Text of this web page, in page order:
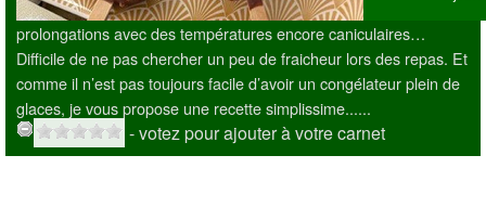
prolongations avec des températures encore caniculaires…
Difficile de ne pas chercher un peu de fraicheur lors des repas. Et
comme il n’est pas toujours facile d’avoir un congélateur plein de
glaces, je vous propose une recette simplissime......
- votez pour ajouter à votre carnet